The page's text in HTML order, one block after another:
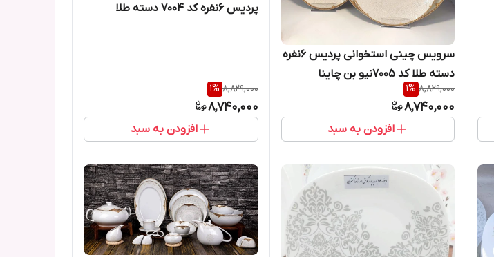
سرویس چینی استخوانی پردیس 6نفره
دسته طلا کد 7005نیو بن چاینا
8,829,000
1%
8,740,000
افزودن به سبد
پردیس 6نفره کد 7004 دسته طلا
8,829,000
1%
8,740,000
افزودن به سبد